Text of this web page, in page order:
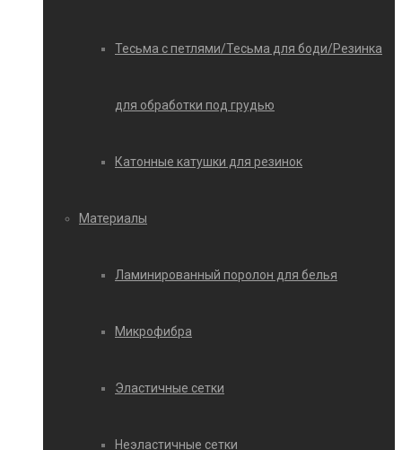
Тесьма с петлями/Тесьма для боди/Резинка
для обработки под грудью
Катонные катушки для резинок
Материалы
Ламинированный поролон для белья
Микрофибра
Эластичные сетки
Неэластичные сетки